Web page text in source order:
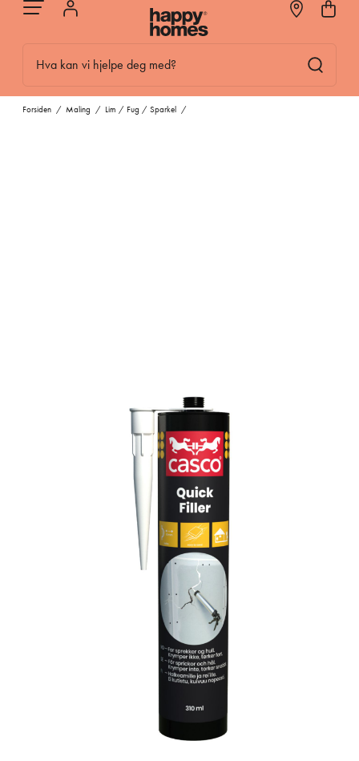
Hva kan vi hjelpe deg med?
Forsiden / Maling / Lim / Fug / Sparkel /